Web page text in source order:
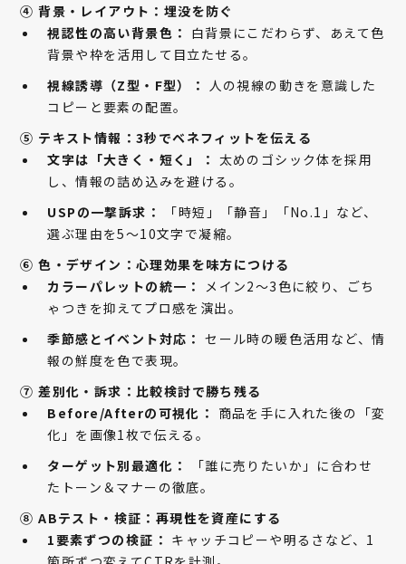
④ 背景・レイアウト：埋没を防ぐ
視認性の高い背景色： 白背景にこだわらず、あえて色
背景や枠を活用して目立たせる。
視線誘導（Z型・F型）：
人の視線の動きを意識した
コピーと要素の配置。
⑤ テキスト情報：3秒でベネフィットを伝える
文字は「大きく・短く」： 太めのゴシック体を採用
し、情報の詰め込みを避ける。
USPの一撃訴求：
「時短」「静音」「No.1」など、
選ぶ理由を5〜10文字で凝縮。
⑥ 色・デザイン：心理効果を味方につける
カラーパレットの統一：
メイン2〜3色に絞り、ごち
ゃつきを抑えてプロ感を演出。
季節感とイベント対応： セール時の暖色活用など、情
報の鮮度を色で表現。
⑦ 差別化・訴求：比較検討で勝ち残る
Before/Afterの可視化： 商品を手に入れた後の「変
化」を画像1枚で伝える。
ターゲット別最適化：
「誰に売りたいか」に合わせ
たトーン＆マナーの徹底。
⑧ ABテスト・検証：再現性を資産にする
1要素ずつの検証： キャッチコピーや明るさなど、1